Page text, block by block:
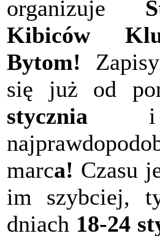
organizuje
Kibiców
Bytom!
się już od
stycznia i
marca! Czasu
im szybciej,
dniach 18-24